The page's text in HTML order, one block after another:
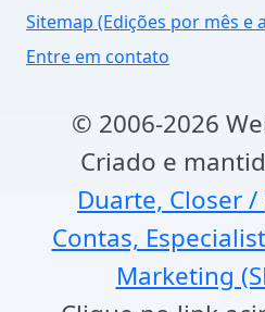
Sitemap (Edições por mês e
Entre em contato
© 2006-2026
Criado e
Duarte, Closer
Contas,
Marketing